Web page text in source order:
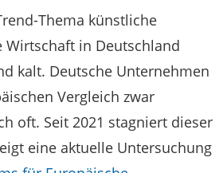
Thema künstliche
Wirtschaft in Deutschland
kalt. Deutsche Unternehmen
Vergleich zwar
oft. Seit 2021 stagniert dieser
eine aktuelle Untersuchung